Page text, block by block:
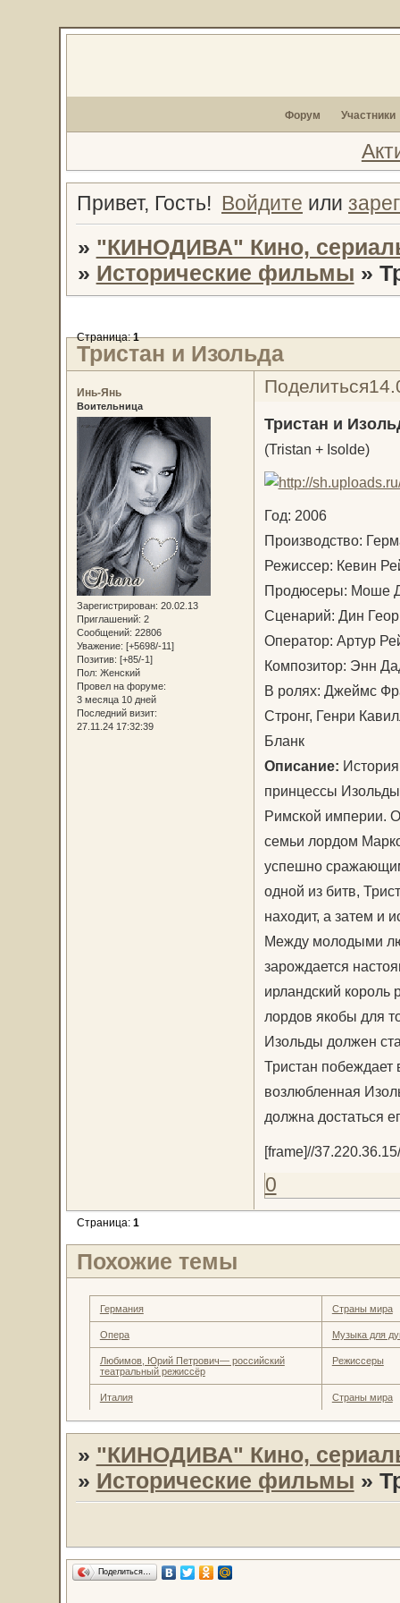
Форум Участники
Привет, Гость! Войдите или
» "КИНОДИВА" Кино,
» Исторические фильмы »
Тристан и Изольда
Страница:1
Поделиться
Инь-Янь
Воительница
Зарегистрирован: 20.02.13
Приглашений: 2
Сообщений: 22806
Уважение: [+5698/-11]
Позитив: [+85/-1]
Пол: Женский
Провел на форуме:
3 месяца 10 дней
Последний визит:
27.11.24 17:32:39
Тристан и
(Tristan + Isolde)
Год: 2006
Производство:
Режиссер: Кевин
Продюсеры: Моше
Сценарий: Дин
Оператор: Артур
Композитор: Энн
В ролях: Джеймс
Стронг, Генри
Бланк
Описание:
принцессы
Римской империи.
семьи лордом
успешно
одной из битв,
находит, а затем и
Между молодыми
зарождается
ирландский король
лордов якобы для
Изольды должен
Тристан побеждает
возлюбленная
должна достаться
[frame]//
0
Страница: 1
Похожие темы
Германия Страны мира
Опера Музыка для
Любимов, Юрий Петрович— российский
театральный режиссёр
Режиссеры
Италия Страны мира
» "КИНОДИВА" Кино,
» Исторические фильмы »
Поделиться…